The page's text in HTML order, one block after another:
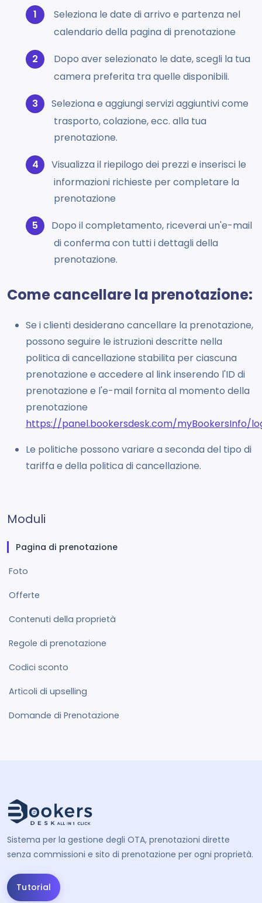
Seleziona le date di arrivo e partenza nel
calendario della pagina di prenotazione
Dopo aver selezionato le date, scegli la tua
camera preferita tra quelle disponibili.
Seleziona e aggiungi servizi aggiuntivi come
trasporto, colazione, ecc. alla tua
prenotazione.
Visualizza il riepilogo dei prezzi e inserisci le
informazioni richieste per completare la
prenotazione
Dopo il completamento, riceverai un'e-mail
di conferma con tutti i dettagli della
prenotazione.
Come cancellare la prenotazione:
Se i clienti desiderano cancellare la prenotazione,
possono seguire le istruzioni descritte nella
politica di cancellazione stabilita per ciascuna
prenotazione e accedere al link inserendo l'ID di
prenotazione e l'e-mail fornita al momento della
prenotazione
https://panel.bookersdesk.com/myBookersInfo/
Le politiche possono variare a seconda del tipo di
tariffa e della politica di cancellazione.
Moduli
Pagina di prenotazione
Foto
Offerte
Contenuti della proprietà
Regole di prenotazione
Codici sconto
Articoli di upselling
Domande di Prenotazione
Sistema per la gestione degli OTA, prenotazioni dirette
senza commissioni e sito di prenotazione per ogni proprietà.
Tutorial